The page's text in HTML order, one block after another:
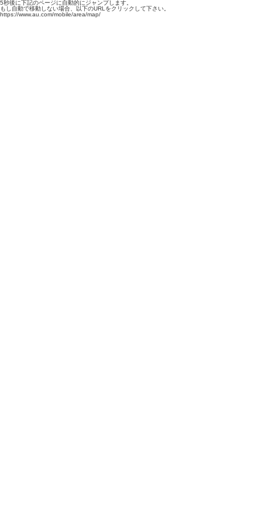
5秒後に下記のページに自動的にジャンプします。
もし自動で移動しない場合、以下のURLをクリックして下さい。
https://www.au.com/mobile/area/map/